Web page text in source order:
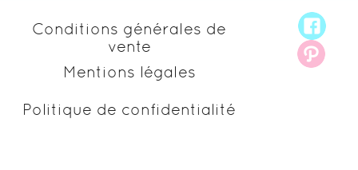
Conditions générales de
vente
Mentions légales
Politique de confidentialité